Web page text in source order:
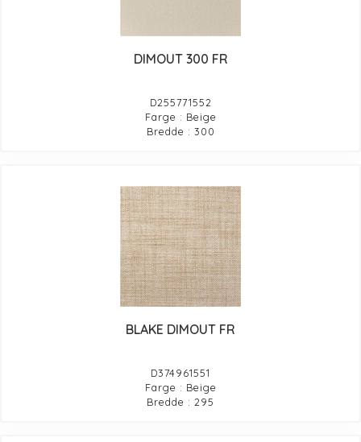
DIMOUT 300 FR
D255771552
Farge : Beige
Bredde : 300
BLAKE DIMOUT FR
D374961551
Farge : Beige
Bredde : 295